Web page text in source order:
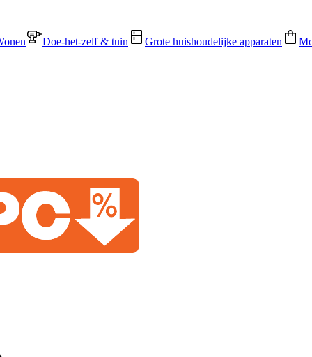
Doe-het-zelf & tuin Grote huishoudelijke apparaten